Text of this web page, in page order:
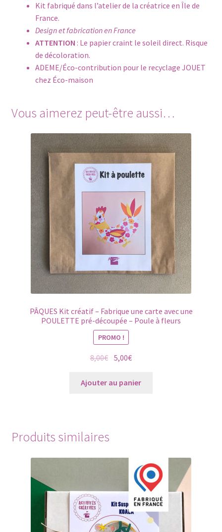
Kit fabriqué dans l’atelier de la créatrice en Île de
France.
Design et fabrication en France
ATTENTION : Le papier craint le soleil direct. Risque
de décoloration.
ADEME/Éco-contribution pour le recyclage JOUET
chez Éco-maison
Vous aimerez peut-être aussi…
PÂQUES Kit créatif – Fabrique une carte avec une
POULETTE pré-découpée – Poule à fleurs
PROMO !
8,00€ Le
initial
5,00€Le
actuel
Ajouter au panier
Produits similaires